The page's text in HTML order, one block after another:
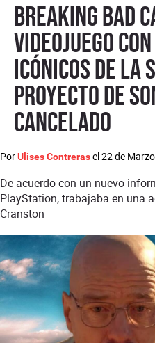
Breaking Bad
videojuego
icónicos de la
proyecto de
cancelado
PorUlises Contrerasel22 de
De acuerdo con un nuevo
PlayStation, trabajaba en una
Cranston